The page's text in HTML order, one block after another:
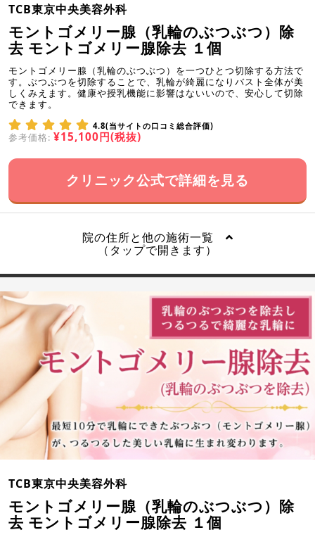
TCB東京中央美容外科
モントゴメリー腺（乳輪のぶつぶつ）除
去 モントゴメリー腺除去 １個
モントゴメリー腺（乳輪のぶつぶつ）を一つひとつ切除する方法で
す。ぶつぶつを切除することで、乳輪が綺麗になりバスト全体が美
しくみえます。健康や授乳機能に影響はないいので、安心して切除
できます。
4.8(当サイトの口コミ総合評価)
参考価格: ¥15,100円(税抜)
クリニック公式で詳細を見る
院の住所と他の施術一覧
（タップで開きます）
TCB東京中央美容外科
モントゴメリー腺（乳輪のぶつぶつ）除
去 モントゴメリー腺除去 １個